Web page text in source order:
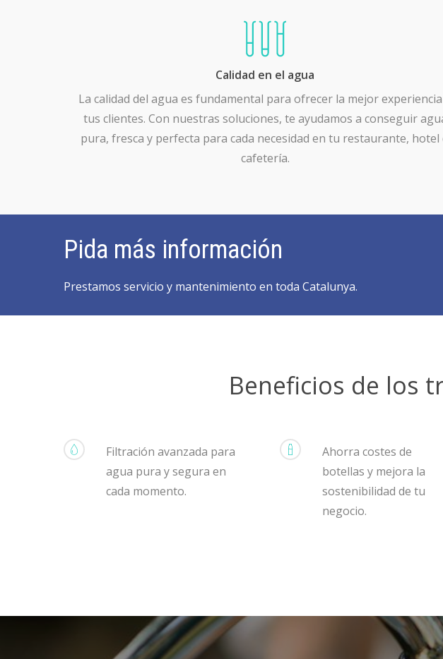
Calidad en el agua
La calidad del agua es fundamental para ofrecer la mejor
tus clientes. Con nuestras soluciones, te ayudamos a conseguir
pura, fresca y perfecta para cada necesidad en tu restaurante, hotel
cafetería.
Pida más información
Prestamos servicio y mantenimiento en toda Catalunya.
Beneficios de los
Filtración avanzada para
agua pura y segura en
cada momento.
Ahorra costes de
botellas y mejora la
sostenibilidad de tu
negocio.